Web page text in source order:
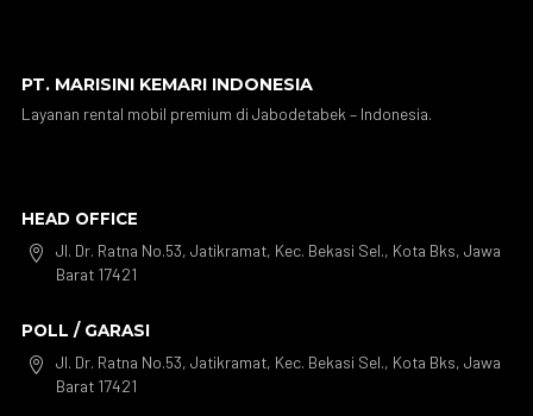
PT. MARISINI KEMARI INDONESIA
Layanan rental mobil premium di Jabodetabek – Indonesia.
HEAD OFFICE

Jl. Dr. Ratna No.53, Jatikramat, Kec. Bekasi Sel., Kota Bks, Jawa
Barat 17421
POLL / GARASI

Jl. Dr. Ratna No.53, Jatikramat, Kec. Bekasi Sel., Kota Bks, Jawa
Barat 17421